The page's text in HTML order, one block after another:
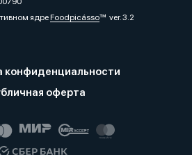
ядреFoodpicássover. 3.2
конфиденциальности
оферта